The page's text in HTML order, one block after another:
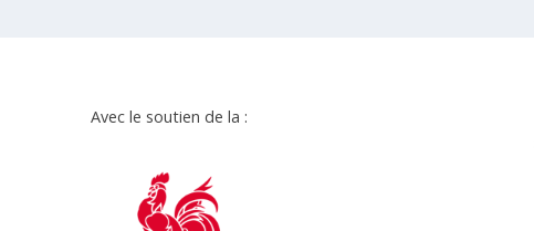
Avec le soutien de la :